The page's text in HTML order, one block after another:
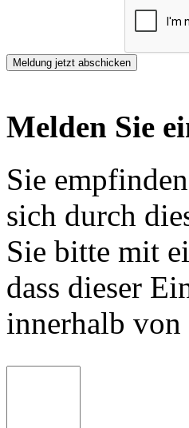
Melden Sie
Sie
sich durch
Sie bitte mit
dass dieser
innerhalb von